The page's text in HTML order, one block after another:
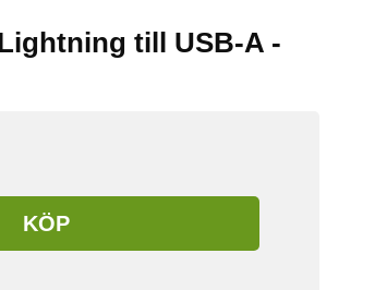
till USB-A -
KÖP